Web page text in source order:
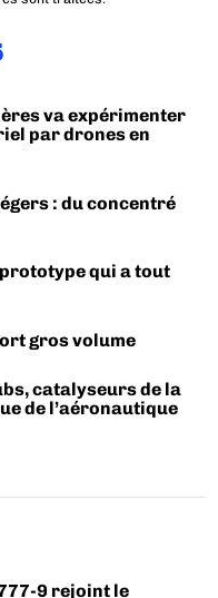
va expérimenter
par drones en
: du concentré
prototype qui a tout
gros volume
catalyseurs de la
de l’aéronautique
9 rejoint le